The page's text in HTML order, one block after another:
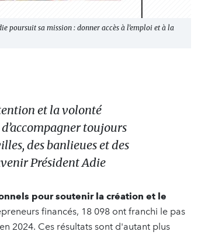
poursuit sa mission : donner accès à l’emploi et à la
et la volonté
toujours
des banlieues et des
Président Adie
pour soutenir la création et le
financés, 18 098 ont franchi le pas
2024. Ces résultats sont d'autant plus